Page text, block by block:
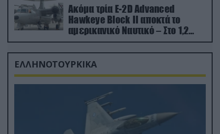
Ακόμα τρία E-2D Advanced
Hawkeye Block II αποκτά το
αμερικανικό Ναυτικό – Στο 1,2
δισ.δολάρια το κόστος
ΕΛΛΗΝΟΤΟΥΡΚΙΚΑ